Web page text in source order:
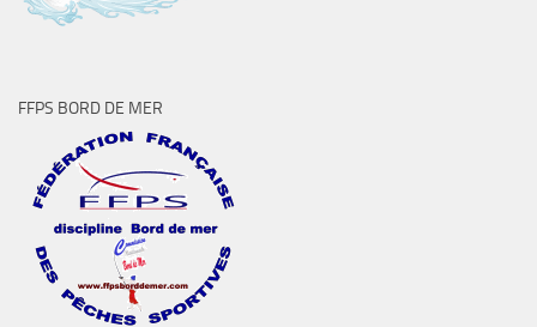
FFPS BORD DE MER